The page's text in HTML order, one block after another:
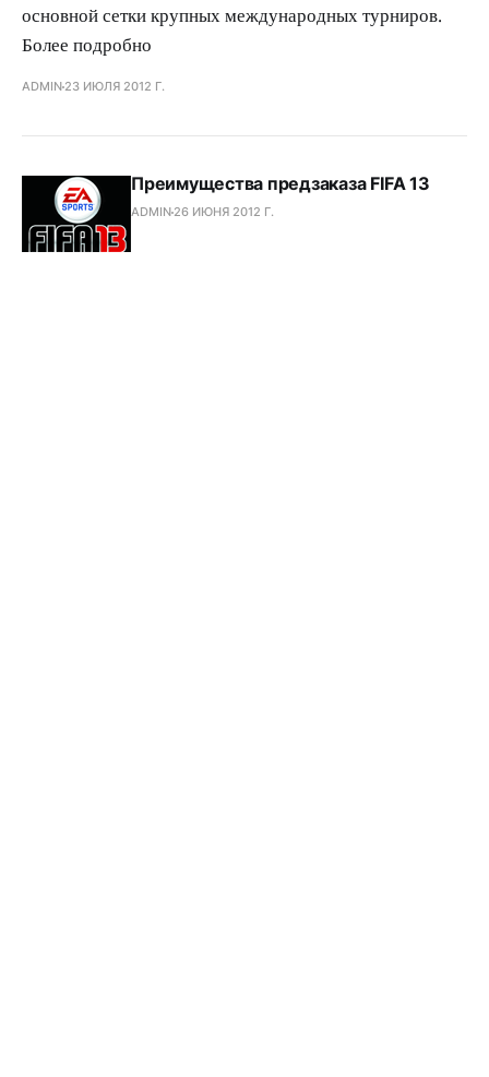
основной сетки крупных международных турниров.
Более подробно
ADMIN 23 ИЮЛЯ 2012 Г.
Преимущества предзаказа FIFA 13
ADMIN 26 ИЮНЯ 2012 Г.